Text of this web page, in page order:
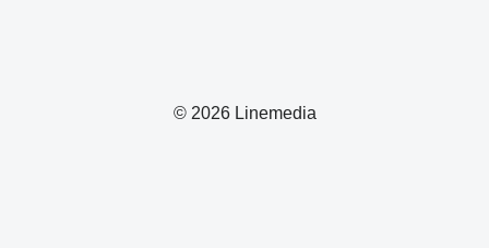
© 2026 Linemedia